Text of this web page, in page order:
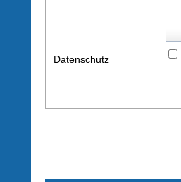
Datenschutz